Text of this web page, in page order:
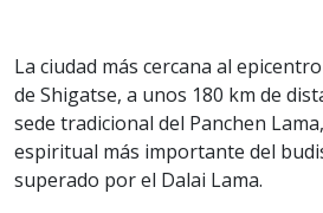
La ciudad más cercana al
de Shigatse, a unos 180 km de
sede tradicional del Panchen
espiritual más importante del
superado por el Dalai Lama.